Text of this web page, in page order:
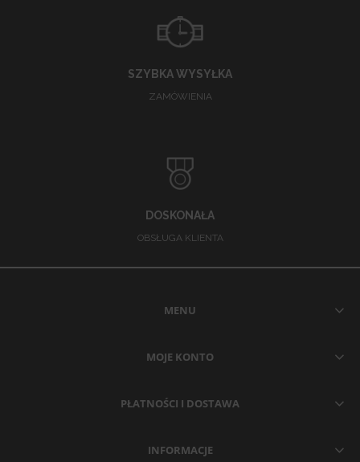
SZYBKA WYSYŁKA
ZAMÓWIENIA
DOSKONAŁA
OBSŁUGA KLIENTA
MENU
MOJE KONTO
PŁATNOŚCI I DOSTAWA
INFORMACJE